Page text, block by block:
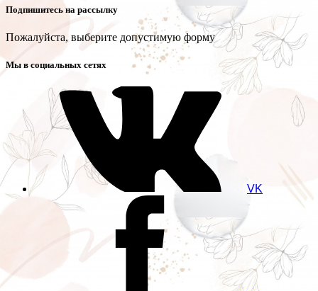
Подпишитесь на рассылку
Пожалуйста, выберите допустимую форму
Мы в социальных сетях
VK